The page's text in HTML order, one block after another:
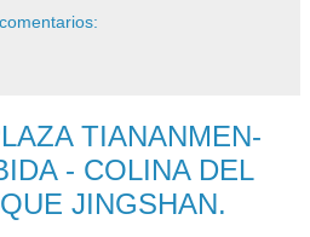
TIANANMEN-
- COLINA DEL
JINGSHAN.